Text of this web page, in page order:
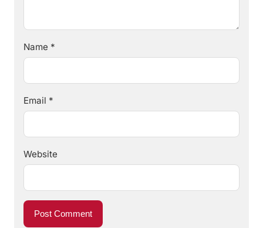
Name *
Email *
Website